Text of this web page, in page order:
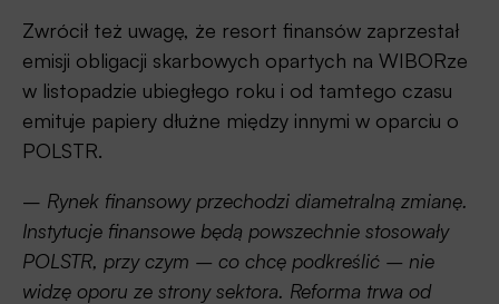
Zwrócił też uwagę, że resort finansów zaprzestał
emisji obligacji skarbowych opartych na WIBORze
w listopadzie ubiegłego roku i od tamtego czasu
emituje papiery dłużne między innymi w oparciu o
POLSTR.
– Rynek finansowy przechodzi diametralną zmianę.
Instytucje finansowe będą powszechnie stosowały
POLSTR, przy czym – co chcę podkreślić – nie
widzę oporu ze strony sektora. Reforma trwa od